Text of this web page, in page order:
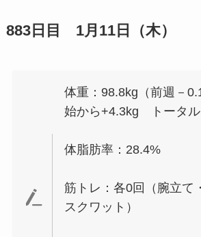
883日目 1月11日（木）
体重：98.8kg（前週－
始から+4.3kg トータル
体脂肪率：28.4%
筋トレ：各0回（腕立て
スクワット）